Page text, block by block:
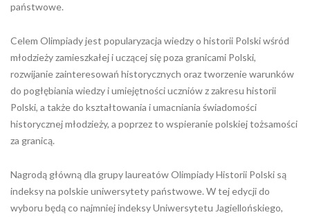
państwowe.
Celem Olimpiady jest popularyzacja wiedzy o historii Polski wśród
młodzieży zamieszkałej i uczącej się poza granicami Polski,
rozwijanie zainteresowań historycznych oraz tworzenie warunków
do pogłębiania wiedzy i umiejętności uczniów z zakresu historii
Polski, a także do kształtowania i umacniania świadomości
historycznej młodzieży, a poprzez to wspieranie polskiej tożsamości
za granicą.
Nagrodą główną dla grupy laureatów Olimpiady Historii Polski są
indeksy na polskie uniwersytety państwowe. W tej edycji do
wyboru będą co najmniej indeksy Uniwersytetu Jagiellońskiego,